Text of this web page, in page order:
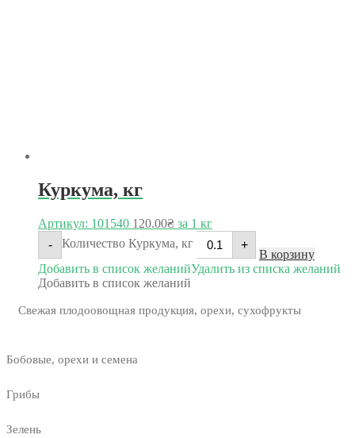
Куркума, кг
Артикул: 101540 120.00₴ за 1 кг
-
Количество Куркума, кг +
В корзину
Добавить в список желанийУдалить из списка желаний
Добавить в список желаний
Свежая плодоовощная продукция, орехи, сухофрукты
Бобовые, орехи и семена
Грибы
Зелень